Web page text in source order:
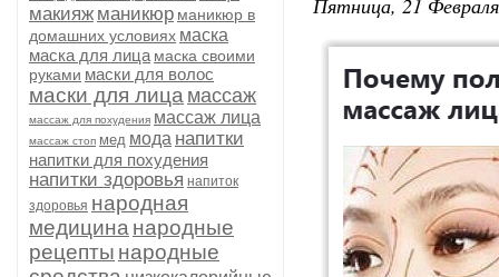
макияж маникюр маникюр в
домашних условиях маска
маска для лица маска своими
руками маски для волос
маски для лица массаж
массаж для похудения массаж лица
массаж стоп мед мода напитки
напитки для похудения
напитки здоровья напиток
здоровья народная
медицина народные
рецепты народные